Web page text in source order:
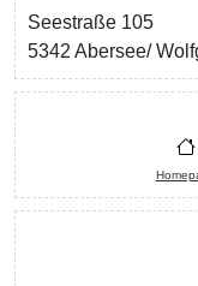
Seestraße 105
5342 Abersee/